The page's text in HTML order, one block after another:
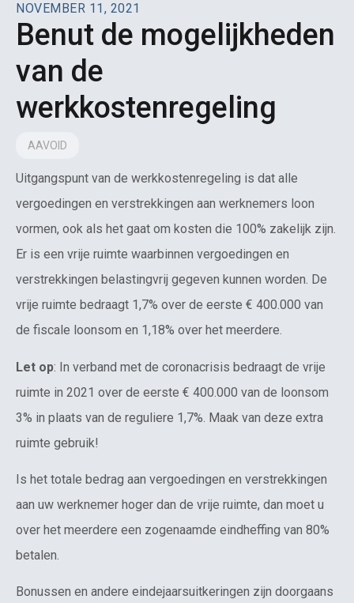
NOVEMBER 11, 2021
Benut de mogelijkheden
van de
werkkostenregeling
AAVOID
Uitgangspunt van de werkkostenregeling is dat alle
vergoedingen en verstrekkingen aan werknemers loon
vormen, ook als het gaat om kosten die 100% zakelijk zijn.
Er is een vrije ruimte waarbinnen vergoedingen en
verstrekkingen belastingvrij gegeven kunnen worden. De
vrije ruimte bedraagt 1,7% over de eerste € 400.000 van
de fiscale loonsom en 1,18% over het meerdere.
Let op: In verband met de coronacrisis bedraagt de vrije
ruimte in 2021 over de eerste € 400.000 van de loonsom
3% in plaats van de reguliere 1,7%. Maak van deze extra
ruimte gebruik!
Is het totale bedrag aan vergoedingen en verstrekkingen
aan uw werknemer hoger dan de vrije ruimte, dan moet u
over het meerdere een zogenaamde eindheffing van 80%
betalen.
Bonussen en andere eindejaarsuitkeringen zijn doorgaans